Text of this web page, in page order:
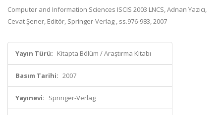
Computer and Information Sciences ISCIS 2003 LNCS, Adnan Yazıcı,
Cevat Şener, Editör, Springer-Verlag , ss.976-983, 2007
Yayın Türü: Kitapta Bölüm / Araştırma Kitabı
Basım Tarihi: 2007
Yayınevi: Springer-Verlag